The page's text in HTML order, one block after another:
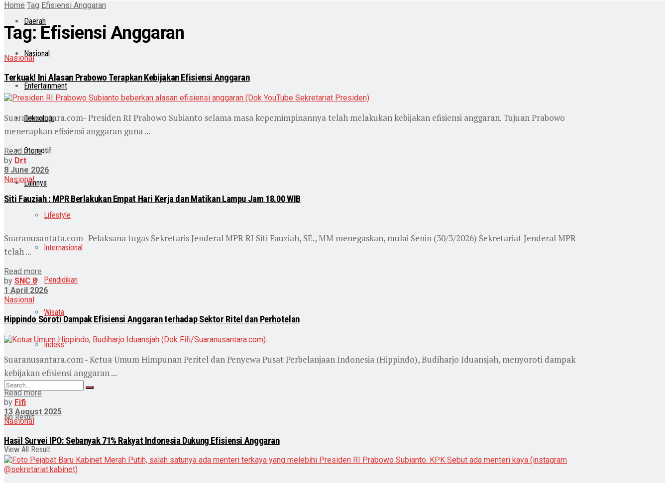
Daerah
Nasional
Entertainment
Teknologi
Otomotif
Lainnya
Lifestyle
Internasional
Pendidikan
Wisata
Indeks
No Result
View All Result
Home Tag Efisiensi Anggaran
Tag: Efisiensi Anggaran
Nasional
Terkuak! Ini Alasan Prabowo Terapkan Kebijakan Efisiensi Anggaran
Suaranusantara.com- Presiden RI Prabowo Subianto selama masa kepemimpinannya telah melakukan kebijakan efisiensi anggaran. Tujuan Prabowo
menerapkan efisiensi anggaran guna ...
Read more
by Drt
8 June 2026
Nasional
Siti Fauziah : MPR Berlakukan Empat Hari Kerja dan Matikan Lampu Jam 18.00 WIB
Suaranusantata.com- Pelaksana tugas Sekretaris Jenderal MPR RI Siti Fauziah, SE., MM menegaskan, mulai Senin (30/3/2026) Sekretariat Jenderal MPR
telah ...
Read more
by SNC 8
1 April 2026
Nasional
Hippindo Soroti Dampak Efisiensi Anggaran terhadap Sektor Ritel dan Perhotelan
Suaranusantara.com - Ketua Umum Himpunan Peritel dan Penyewa Pusat Perbelanjaan Indonesia (Hippindo), Budiharjo Iduansjah, menyoroti dampak
kebijakan efisiensi anggaran ...
Read more
by Fifi
13 August 2025
Nasional
Hasil Survei IPO: Sebanyak 71% Rakyat Indonesia Dukung Efisiensi Anggaran